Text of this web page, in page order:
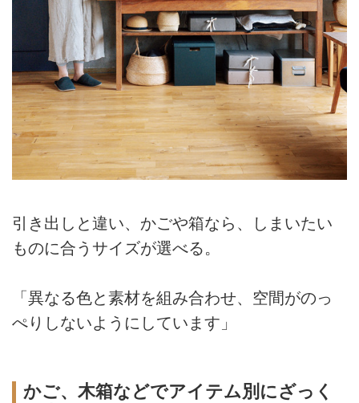
引き出しと違い、かごや箱なら、しまいたい
ものに合うサイズが選べる。
「異なる色と素材を組み合わせ、空間がのっ
ぺりしないようにしています」
かご、木箱などでアイテム別にざっく